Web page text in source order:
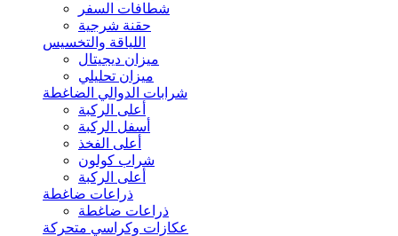
شطافات السفر
حقنة شرجية
اللياقة والتخسيس
ميزان ديجيتال
ميزان تحليلي
شرابات الدوالي الضاغطة
أعلى الركبة
أسفل الركبة
أعلى الفخذ
شراب كولون
أعلى الركبة
ذراعات ضاغطة
ذراعات ضاغطة
عكازات وكراسي متحركة